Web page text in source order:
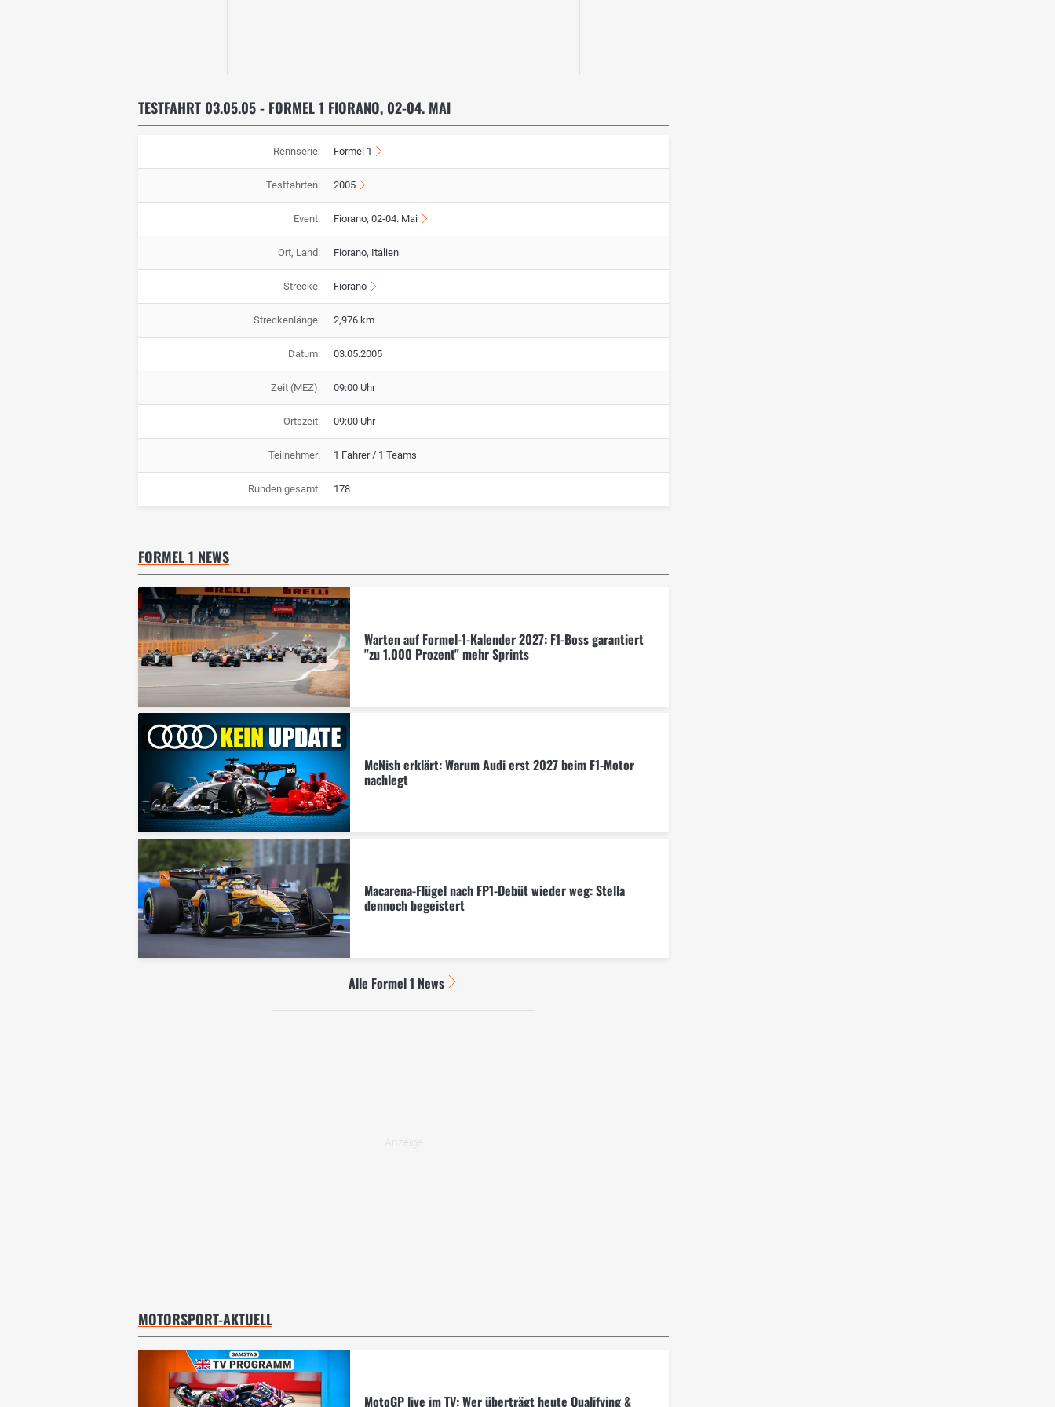
TESTFAHRT 03.05.05 - FORMEL 1 FIORANO, 02-04. MAI
Rennserie: Formel 1
Testfahrten: 2005
Event: Fiorano, 02-04. Mai
Ort, Land: Fiorano, Italien
Strecke: Fiorano
Streckenlänge: 2,976 km
Datum: 03.05.2005
Zeit (MEZ): 09:00 Uhr
Ortszeit: 09:00 Uhr
Teilnehmer: 1 Fahrer / 1 Teams
Runden gesamt: 178
FORMEL 1 NEWS
Warten auf Formel-1-Kalender 2027: F1-Boss garantiert
"zu 1.000 Prozent" mehr Sprints
McNish erklärt: Warum Audi erst 2027 beim F1-Motor
nachlegt
Macarena-Flügel nach FP1-Debüt wieder weg: Stella
dennoch begeistert
Alle Formel 1 News
MOTORSPORT-AKTUELL
MotoGP live im TV: Wer überträgt heute Qualifying &